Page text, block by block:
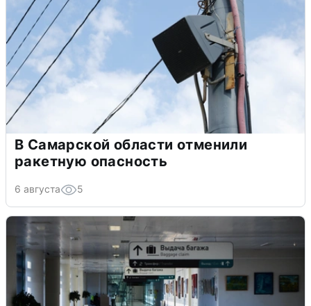
В Самарской области отменили
ракетную опасность
6 августа 5